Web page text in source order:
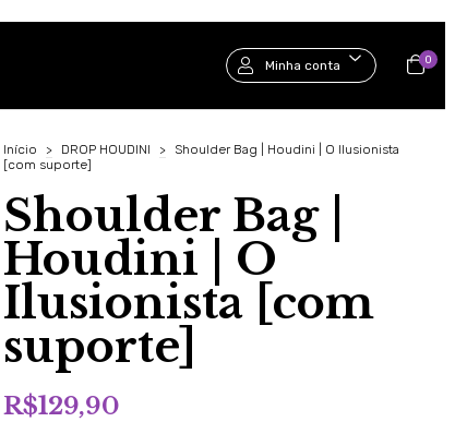
Minha conta 0
Início > DROP HOUDINI >
Shoulder Bag | Houdini | O Ilusionista
[com suporte]
Shoulder Bag |
Houdini | O
Ilusionista [com
suporte]
R$129,90